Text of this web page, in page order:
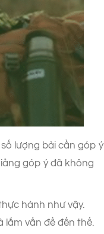
lượng bài cần góp ý
góp ý đã không
hành như vậy.
lắm vấn đề đến thế.